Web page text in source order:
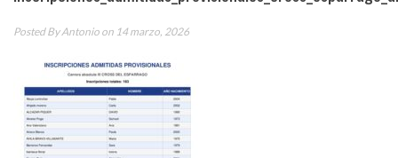
Posted ByAntonio on 14 marzo, 2026